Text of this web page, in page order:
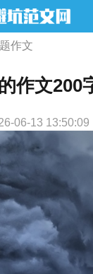
作文
作文200
06-13 13:50:09